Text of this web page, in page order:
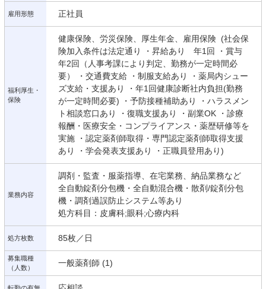
雇用形態 正社員
福利厚生・
保険
健康保険、労災保険、厚生年金、雇用保険 (社会保
険加入条件は法定通り ・昇給あり 年1回 ・賞与
年2回（人事考課により判定、勤務が一定時間必
要） ・交通費支給 ・制服支給あり ・薬局内シュー
ズ支給・支援あり ・年1回健康診断社内負担(勤務
が一定時間必要) ・予防接種補助あり ・ハラスメン
ト相談窓口あり ・復職支援あり ・副業OK ・診療
報酬・医療安全・コンプライアンス・薬歴研修等を
実施 ・認定薬剤師取得・専門認定薬剤師取得支援
あり ・学会発表支援あり ・正職員登用あり)
業務内容
調剤・監査・服薬指導、在宅業務、納品業務など
全自動錠剤分包機・全自動混合機・散剤/錠剤分包
機・調剤過誤防止システム等あり
処方科目：皮膚科;眼科;心療内科
処方枚数 85枚／日
募集職種
（人数）
一般薬剤師 (1)